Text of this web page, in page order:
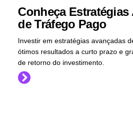
Conheça Estratégias
de Tráfego Pago
Investir em estratégias avançadas
ótimos resultados a curto prazo e
de retorno do investimento.